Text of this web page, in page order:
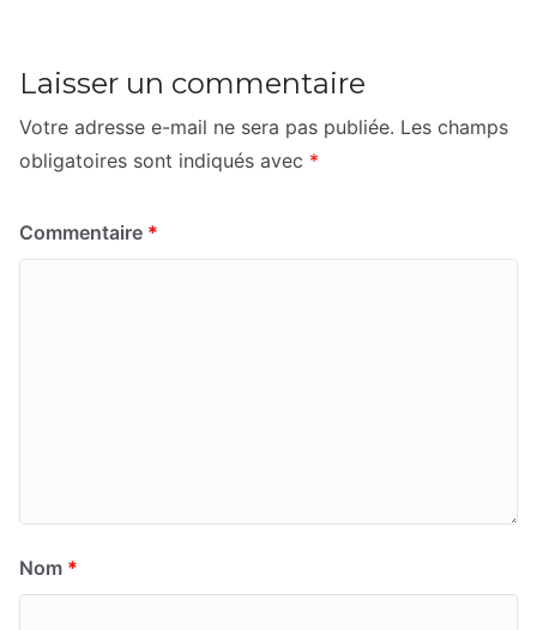
Laisser un commentaire
Votre adresse e-mail ne sera pas publiée. Les champs
obligatoires sont indiqués avec *
Commentaire *
Nom *